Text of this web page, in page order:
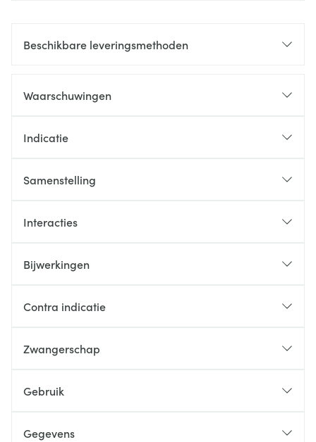
Beschikbare leveringsmethoden
Waarschuwingen
Indicatie
Samenstelling
Interacties
Bijwerkingen
Contra indicatie
Zwangerschap
Gebruik
Gegevens